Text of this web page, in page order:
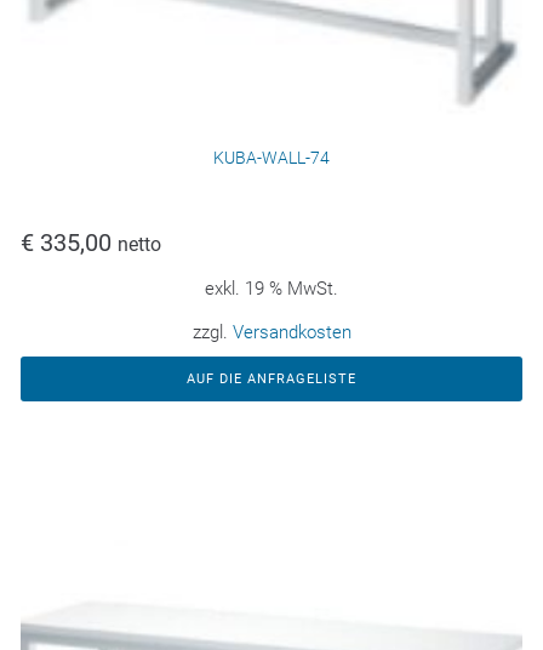
KUBA-WALL-74
€ 335,00 netto
exkl. 19 % MwSt.
zzgl. Versandkosten
AUF DIE ANFRAGELISTE